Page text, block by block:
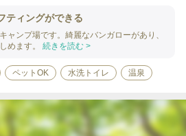
ティングができる
ャンプ場です。綺麗なバンガローがあり、
めます。
続きを読む >
ペットOK 水洗トイレ 温泉